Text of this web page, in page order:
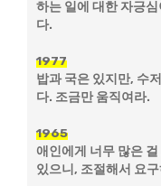
하는 일에 대한 자긍
다.
1977
밥과 국은 있지만, 수
다. 조금만 움직여라.
1965
애인에게 너무 많은
있으니, 조절해서 요